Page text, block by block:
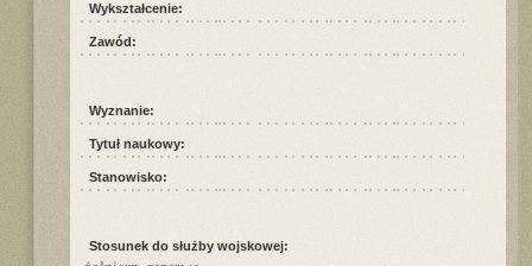
Wykształcenie:
Zawód:
Wyznanie:
Tytuł naukowy:
Stanowisko:
Stosunek do służby wojskowej: